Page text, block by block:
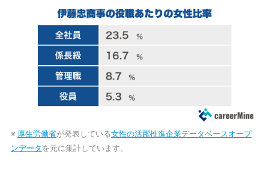
※ 厚生労働省が発表している女性の活躍推進企業データベースオープ
ンデータ を元に集計しています。